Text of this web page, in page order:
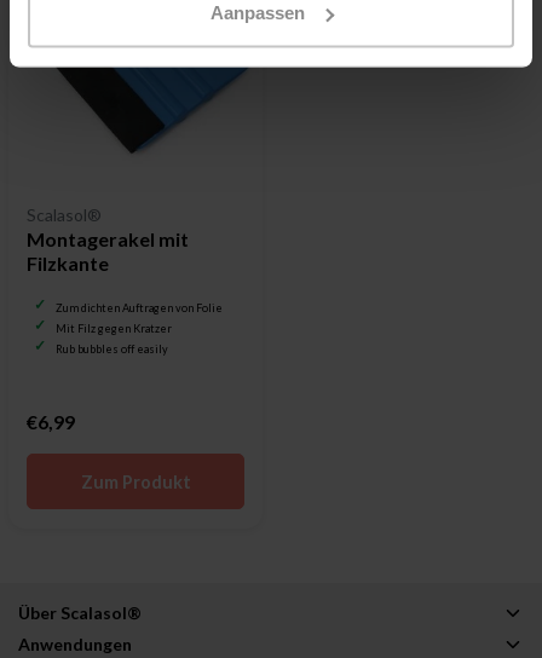
Aanpassen
Scalasol®
Montagerakel mit
Filzkante
Zum dichten Auftragen von Folie
Mit Filz gegen Kratzer
Rub bubbles off easily
€6,99
Zum Produkt
Über Scalasol®
Anwendungen